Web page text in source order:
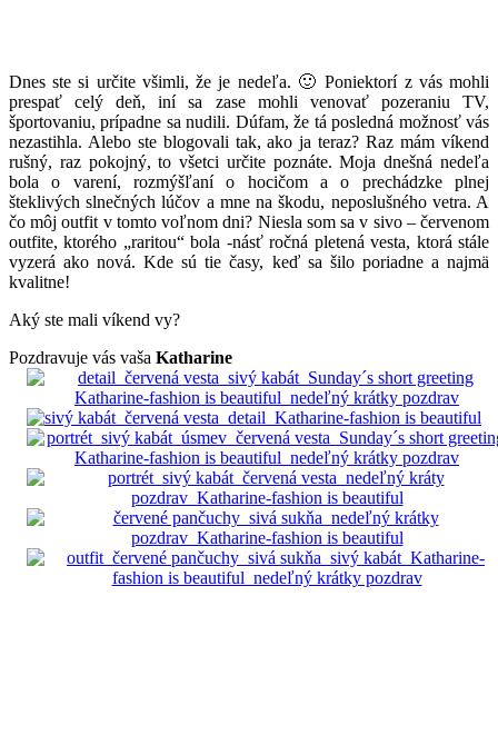
Dnes ste si určite všimli, že je nedeľa. 🙂 Poniektorí z vás mohli
prespať celý deň, iní sa zase mohli venovať pozeraniu TV,
športovaniu, prípadne sa nudili. Dúfam, že tá posledná možnosť vás
nezastihla. Alebo ste blogovali tak, ako ja teraz? Raz mám víkend
rušný, raz pokojný, to všetci určite poznáte. Moja dnešná nedeľa
bola o varení, rozmýšľaní o hocičom a o prechádzke plnej
šteklivých slnečných lúčov a mne na škodu, neposlušného vetra. A
čo môj outfit v tomto voľnom dni? Niesla som sa v sivo – červenom
outfite, ktorého „raritou“ bola -násť ročná pletená vesta, ktorá stále
vyzerá ako nová. Kde sú tie časy, keď sa šilo poriadne a najmä
kvalitne!
Aký ste mali víkend vy?
Pozdravuje vás vaša Katharine